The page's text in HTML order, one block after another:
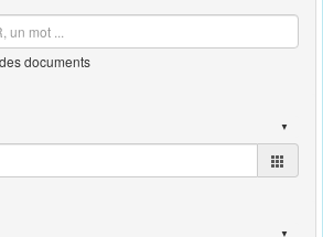
documents